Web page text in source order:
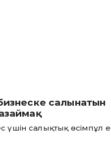
салынатын
салықтық өсімпұл